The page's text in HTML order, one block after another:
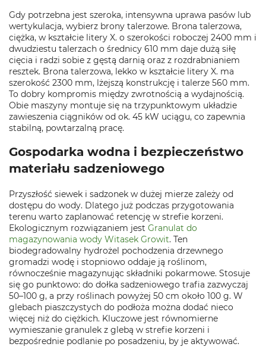
Gdy potrzebna jest szeroka, intensywna uprawa pasów lub
wertykulacja, wybierz brony talerzowe. Brona talerzowa,
ciężka, w kształcie litery X. o szerokości roboczej 2400 mm i
dwudziestu talerzach o średnicy 610 mm daje dużą siłę
cięcia i radzi sobie z gęstą darnią oraz z rozdrabnianiem
resztek. Brona talerzowa, lekko w kształcie litery X. ma
szerokość 2300 mm, lżejszą konstrukcję i talerze 560 mm.
To dobry kompromis między zwrotnością a wydajnością.
Obie maszyny montuje się na trzypunktowym układzie
zawieszenia ciągników od ok. 45 kW uciągu, co zapewnia
stabilną, powtarzalną pracę.
Gospodarka wodna i bezpieczeństwo
materiału sadzeniowego
Przyszłość siewek i sadzonek w dużej mierze zależy od
dostępu do wody. Dlatego już podczas przygotowania
terenu warto zaplanować retencję w strefie korzeni.
Ekologicznym rozwiązaniem jest Granulat do
magazynowania wody Witasek Growit. Ten
biodegradowalny hydrożel pochodzenia drzewnego
gromadzi wodę i stopniowo oddaje ją roślinom,
równocześnie magazynując składniki pokarmowe. Stosuje
się go punktowo: do dołka sadzeniowego trafia zazwyczaj
50–100 g, a przy roślinach powyżej 50 cm około 100 g. W
glebach piaszczystych do podłoża można dodać nieco
więcej niż do ciężkich. Kluczowe jest równomierne
wymieszanie granulek z glebą w strefie korzeni i
bezpośrednie podlanie po posadzeniu, by je aktywować.